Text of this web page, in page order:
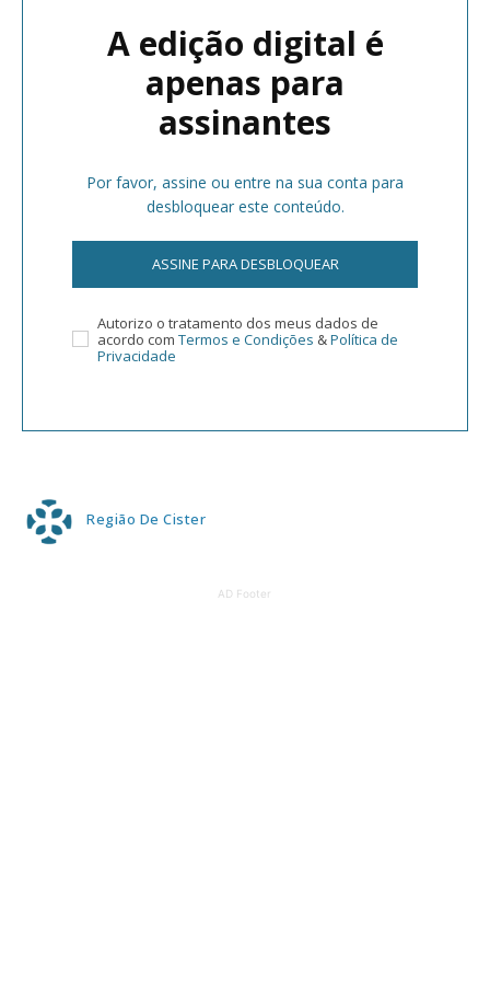
A edição digital é
apenas para
assinantes
Por favor, assine ou entre na sua conta para
desbloquear este conteúdo.
ASSINE PARA DESBLOQUEAR
Autorizo o tratamento dos meus dados de
acordo com Termos e Condições &Política de
Privacidade
Região De Cister
AD Footer